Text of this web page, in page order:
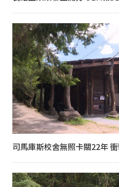
司馬庫斯校舍無照卡關22年